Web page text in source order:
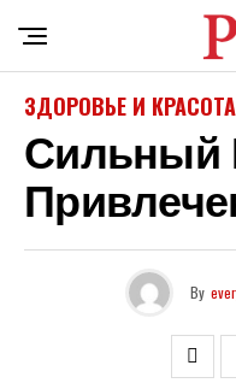
ЗДОРОВЬЕ И КРАСОТА
Сильный
By